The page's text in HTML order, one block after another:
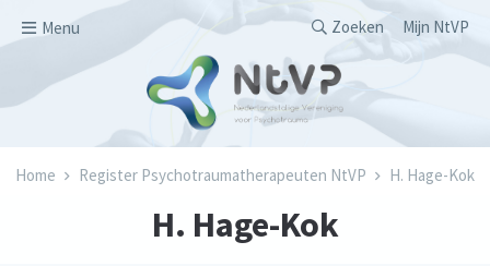
Menu
Secondary
Zoeken Mijn NtVP
Kruimelpad
Home Register Psychotraumatherapeuten NtVP H. Hage-Kok
H. Hage-Kok